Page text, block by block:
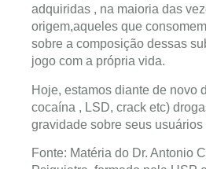
adquiridas , na maioria das
origem,aqueles que
sobre a composição dessas
jogo com a própria vida.
Hoje, estamos diante de novo
cocaína , LSD, crack etc)
gravidade sobre seus
Fonte: Matéria do Dr. Antonio